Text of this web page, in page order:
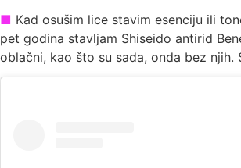
■ Kad osušim lice stavim esenciju ili
pet godina stavljam Shiseido antirid
oblačni, kao što su sada, onda bez